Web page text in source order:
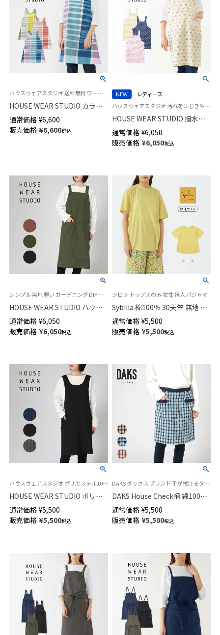
ハウスウェアスタジオ 送料無料 ワーク キッチン 袖なし かぶるだけ 母の日 プレゼント ギフト
HOUSE WEAR STUDIO カラー
ドグラデーション T/C先染め バ
ッククロス フリークロスレディ
ース エプロン 70373026
通常価格 ¥6,600
販売価格 ¥6,600税込
NEW
レディース
ハウスウェアスタジオ 汚れをはじきやすくお手入れ簡単！撥水加工エプロン レディース
HOUSE WEAR STUDIO 撥水加
工 綿100％ 40サテン シマシマ
ネコドット H型 ゆったり着れて
疲れにくい エプロン 70373001
通常価格 ¥6,050
販売価格 ¥6,050税込
シンプル 無地 軽い ガーデニング DIY ワーク キッチン 撥水加工 袖なし かぶるだけ
HOUSE WEAR STUDIO ハウス
ウェアスタジオ 撥水加工 ナイ
ロン100％ フリークロス バック
クロス エプロン レディース
通常価格 ¥6,050
販売価格 ¥6,050税込
シビラ トップスのみ 女性 婦人 パジャマ
Sybilla 綿100％ 30天竺 無地 ク
ルーネック 半袖Tシャツ Reir レ
イール フリーサイズ レディー
ス 73925040
通常価格 ¥5,500
販売価格 ¥5,500税込
ハウスウェアスタジオ ポリエステル100％なので汚れに強くお手入れ簡単！袖なし かぶるだけ
HOUSE WEAR STUDIO ポリエ
ステルトロ 無地 ポリエステル
100％ フリークロス バッククロ
ス 前後着用可 エプロン レディ
通常価格 ¥5,500
販売価格 ¥5,500税込
DAKS ダックス ブランド 手が拭けるタオルエプロン
DAKS House Check柄 綿100％
パイル地 タオルエプロン 後結
び サロン 前掛け レディース
70093024
通常価格 ¥5,500
販売価格 ¥5,500税込